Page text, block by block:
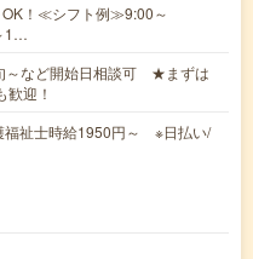
！≪シフト例≫9:00～
1…
～など開始日相談可 ★まずは
迎！
祉士時給1950円～ ※日払い/